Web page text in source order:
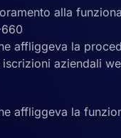
alla
affliggeva la
aziendali
affliggeva la